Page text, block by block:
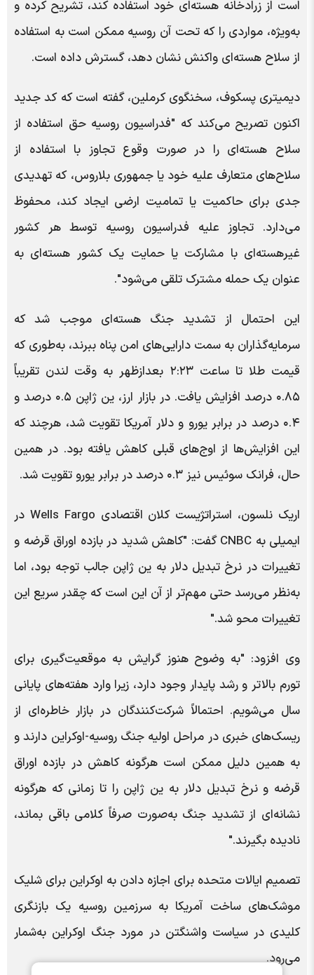
است از زرادخانه هسته‌ای خود استفاده کند، تشریح کرده و
به‌ویژه، مواردی را که تحت آن روسیه ممکن است به استفاده
از سلاح هسته‌ای واکنش نشان دهد، گسترش داده است.
دیمیتری پسکوف، سخنگوی کرملین، گفته است که کد جدید
اکنون تصریح می‌کند که "فدراسیون روسیه حق استفاده از
سلاح هسته‌ای را در صورت وقوع تجاوز با استفاده از
سلاح‌های متعارف علیه خود یا جمهوری بلاروس، که تهدیدی
جدی برای حاکمیت یا تمامیت ارضی ایجاد کند، محفوظ
می‌دارد. تجاوز علیه فدراسیون روسیه توسط هر کشور
غیرهسته‌ای با مشارکت یا حمایت یک کشور هسته‌ای به
عنوان یک حمله مشترک تلقی می‌شود".
این احتمال از تشدید جنگ هسته‌ای موجب شد که
سرمایه‌گذاران به سمت دارایی‌های امن پناه ببرند، به‌طوری که
قیمت طلا تا ساعت ۲:۲۳ بعدازظهر به وقت لندن تقریباً
۰.۸۵ درصد افزایش یافت. در بازار ارز، ین ژاپن ۰.۵ درصد و
۰.۴ درصد در برابر یورو و دلار آمریکا تقویت شد، هرچند که
این افزایش‌ها از اوج‌های قبلی کاهش یافته بود. در همین
حال، فرانک سوئیس نیز ۰.۳ درصد در برابر یورو تقویت شد.
اریک نلسون، استراتژیست کلان اقتصادی Wells Fargo در
ایمیلی به CNBC گفت: "کاهش شدید در بازده اوراق قرضه و
تغییرات در نرخ تبدیل دلار به ین ژاپن جالب توجه بود، اما
به‌نظر می‌رسد حتی مهم‌تر از آن این است که چقدر سریع این
تغییرات محو شد."
وی افزود: "به وضوح هنوز گرایش به موقعیت‌گیری برای
تورم بالاتر و رشد پایدار وجود دارد، زیرا وارد هفته‌های پایانی
سال می‌شویم. احتمالاً شرکت‌کنندگان در بازار خاطره‌ای از
ریسک‌های خبری در مراحل اولیه جنگ روسیه-اوکراین دارند و
به همین دلیل ممکن است هرگونه کاهش در بازده اوراق
قرضه و نرخ تبدیل دلار به ین ژاپن را تا زمانی که هرگونه
نشانه‌ای از تشدید جنگ به‌صورت صرفاً کلامی باقی بماند،
نادیده بگیرند."
تصمیم ایالات متحده برای اجازه دادن به اوکراین برای شلیک
موشک‌های ساخت آمریکا به سرزمین روسیه یک بازنگری
کلیدی در سیاست واشنگتن در مورد جنگ اوکراین به‌شمار
می‌رود.